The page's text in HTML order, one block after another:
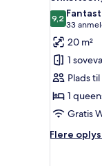
billeder
af
Comfort-
værelse
med
eller
2
9,29,2 ud af
33
(33
20 m²
1
Plads
1
Gratis
Flere
Flere